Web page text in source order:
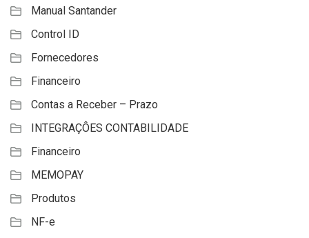
Manual Santander
Control ID
Fornecedores
Financeiro
Contas a Receber – Prazo
INTEGRAÇÔES CONTABILIDADE
Financeiro
MEMOPAY
Produtos
NF-e